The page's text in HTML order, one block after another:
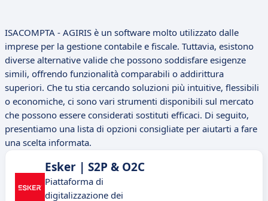
ISACOMPTA - AGIRIS è un software molto utilizzato dalle
imprese per la gestione contabile e fiscale. Tuttavia, esistono
diverse alternative valide che possono soddisfare esigenze
simili, offrendo funzionalità comparabili o addirittura
superiori. Che tu stia cercando soluzioni più intuitive, flessibili
o economiche, ci sono vari strumenti disponibili sul mercato
che possono essere considerati sostituti efficaci. Di seguito,
presentiamo una lista di opzioni consigliate per aiutarti a fare
una scelta informata.
Esker | S2P & O2C
Piattaforma di
digitalizzazione dei